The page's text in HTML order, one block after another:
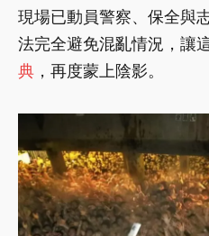
現場已動員警察、保全與
法完全避免混亂情況，讓
典 ，再度蒙上陰影。